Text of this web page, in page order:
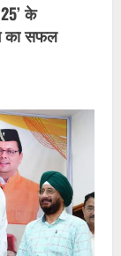
के
का सफल